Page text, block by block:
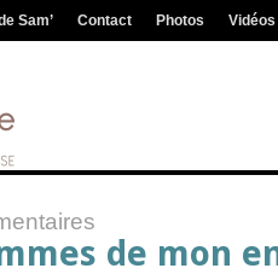
Sam’ Contact Photos Vidéos
de mon